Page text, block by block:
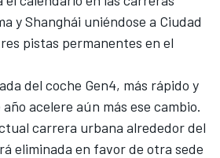
y Shanghái uniéndose a Ciudad
pistas permanentes en el
del coche Gen4, más rápido y
acelere aún más ese cambio.
carrera urbana alrededor del
eliminada en favor de otra sede